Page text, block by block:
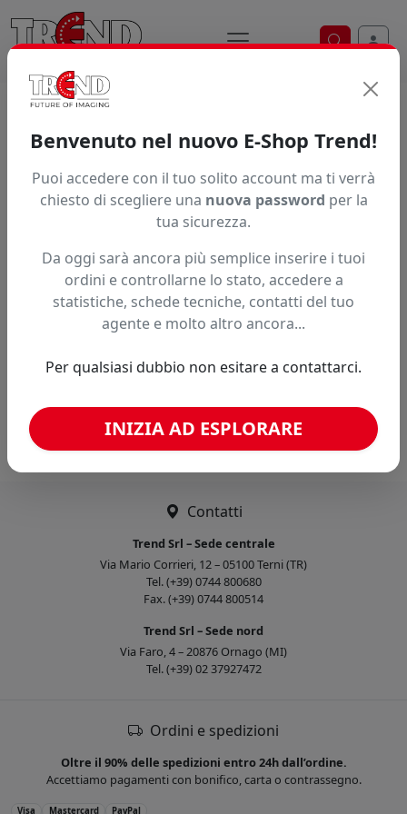
Ricerca
Articolo non trovato.
Hai trovato questo prodotto ad un prezzo più basso?
Fai una segnalazione
Confronta con articoli simili
Caricamento confronto...
Contatti
Trend Srl – Sede centrale
Via Mario Corrieri, 12 – 05100 Terni (TR)
Tel. (+39) 0744 800680
Fax. (+39) 0744 800514
Trend Srl – Sede nord
Via Faro, 4 – 20876 Ornago (MI)
Tel. (+39) 02 37927472
Ordini e spedizioni
Oltre il 90% delle spedizioni entro 24h dall’ordine.
Accettiamo pagamenti con bonifico, carta o contrassegno.
Visa Mastercard PayPal
Benvenuto nel nuovo E-Shop Trend!
Puoi accedere con il tuo solito account ma ti verrà
chiesto di scegliere una nuova password per la
tua sicurezza.
Da oggi sarà ancora più semplice inserire i tuoi
ordini e controllarne lo stato, accedere a
statistiche, schede tecniche, contatti del tuo
agente e molto altro ancora...
Per qualsiasi dubbio non esitare a contattarci.
INIZIA AD ESPLORARE